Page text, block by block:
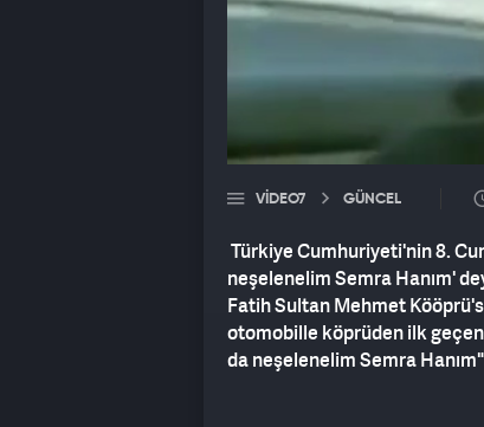
VIDEO7 GÜNCEL
Türkiye Cumhuriyeti'nin 8.
neşelenelim Semra Hanım'
Fatih Sultan Mehmet
otomobille köprüden ilk
da neşelenelim Semra